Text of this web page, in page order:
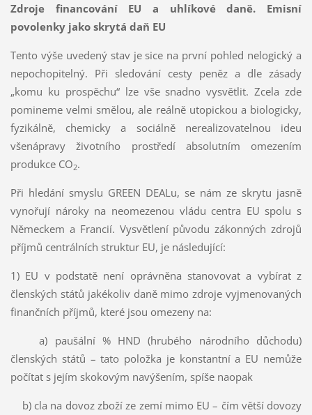
Zdroje financování EU a uhlíkové daně. Emisní
povolenky jako skrytá daň EU
Tento výše uvedený stav je sice na první pohled nelogický a
nepochopitelný. Při sledování cesty peněz a dle zásady
„komu ku prospěchu“ lze vše snadno vysvětlit. Zcela zde
pomineme velmi smělou, ale reálně utopickou a biologicky,
fyzikálně, chemicky a sociálně nerealizovatelnou ideu
všenápravy životního prostředí absolutním omezením
produkce CO2.
Při hledání smyslu GREEN DEALu, se nám ze skrytu jasně
vynořují nároky na neomezenou vládu centra EU spolu s
Německem a Francií. Vysvětlení původu zákonných zdrojů
příjmů centrálních struktur EU, je následující:
1) EU v podstatě není oprávněna stanovovat a vybírat z
členských států jakékoliv daně mimo zdroje vyjmenovaných
finančních příjmů, které jsou omezeny na:
a) paušální % HND (hrubého národního důchodu)
členských států – tato položka je konstantní a EU nemůže
počítat s jejím skokovým navýšením, spíše naopak
b) cla na dovoz zboží ze zemí mimo EU – čím větší dovozy